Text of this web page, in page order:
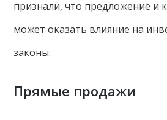
признали, что предложение и
может оказать влияние на
законы.
Прямые продажи